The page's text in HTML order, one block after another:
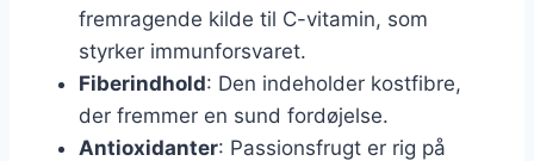
fremragende kilde til C-vitamin, som
styrker immunforsvaret.
Fiberindhold: Den indeholder kostfibre,
der fremmer en sund fordøjelse.
Antioxidanter: Passionsfrugt er rig på